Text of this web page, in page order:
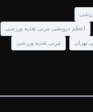
اعظم درویشی مربی تغذیه ورزشی
تهران مربی تغذیه ورزشی